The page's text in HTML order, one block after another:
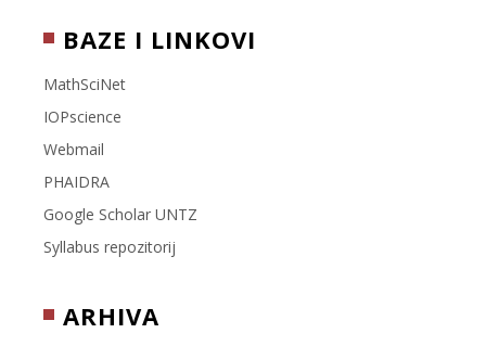
BAZE I LINKOVI
MathSciNet
IOPscience
Webmail
PHAIDRA
Google Scholar UNTZ
Syllabus repozitorij
ARHIVA